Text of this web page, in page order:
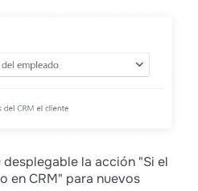
la acción "Si el
en CRM" para nuevos